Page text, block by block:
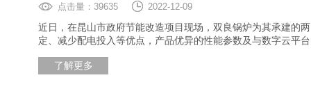
点击量：39635 2022-12-09
近日，在昆山市政府节能改造项目现场，双良锅炉为其承建的
定、减少配电投入等优点，产品优异的性能参数及与数字云平
了解更多